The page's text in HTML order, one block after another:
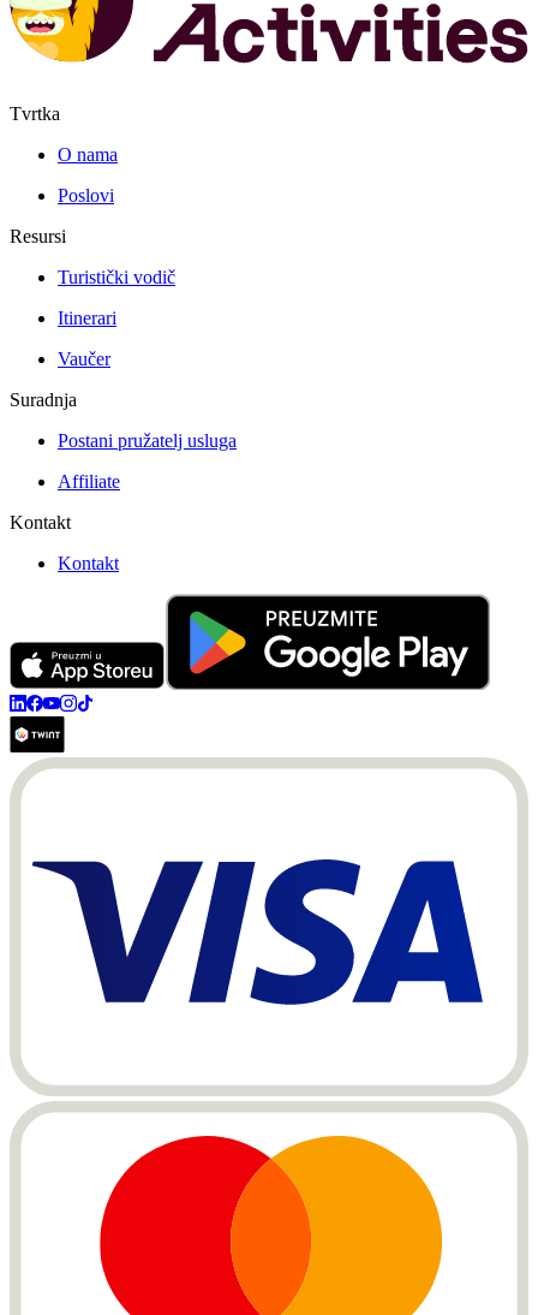
Tvrtka
O nama
Poslovi
Resursi
Turistički vodič
Itinerari
Vaučer
Suradnja
Postani pružatelj usluga
Affiliate
Kontakt
Kontakt